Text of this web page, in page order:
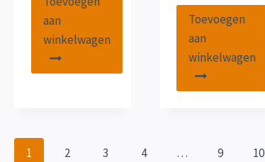
aan
winkelwagen
Toevoegen
aan
winkelwagen
1 2 3 4 … 9 10